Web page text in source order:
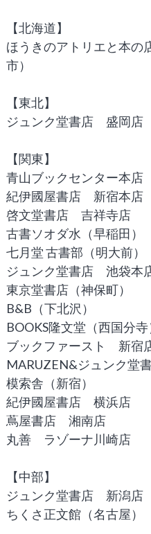
【北海道】
ほうきのアトリエと本の
市）
【東北】
ジュンク堂書店 盛岡店
【関東】
青山ブックセンター本店
紀伊國屋書店 新宿本店
啓文堂書店 吉祥寺店
古書ソオダ水（早稲田）
七月堂 古書部（明大前）
ジュンク堂書店 池袋本
東京堂書店（神保町）
B&B（下北沢）
BOOKS隆文堂（西国分寺
ブックファースト 新宿
MARUZEN&ジュンク堂
模索舎（新宿）
紀伊國屋書店 横浜店
蔦屋書店 湘南店
丸善 ラゾーナ川崎店
【中部】
ジュンク堂書店 新潟店
ちくさ正文館（名古屋）